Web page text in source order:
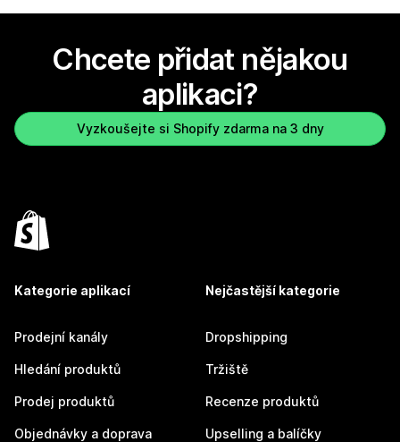
Chcete přidat nějakou
aplikaci?
Vyzkoušejte si Shopify zdarma na 3 dny
Kategorie aplikací
Prodejní kanály
Hledání produktů
Prodej produktů
Objednávky a doprava
Nejčastější kategorie
Dropshipping
Tržiště
Recenze produktů
Upselling a balíčky